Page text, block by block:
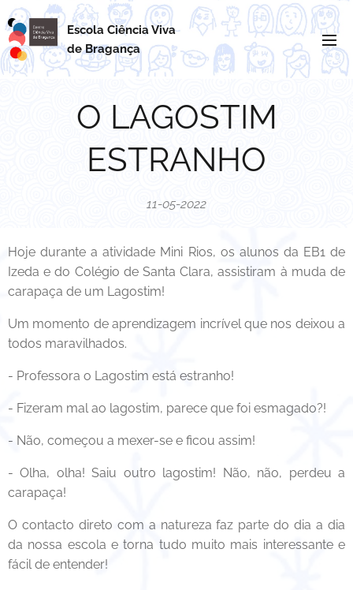
Escola Ciência Viva
deBragança
O LAGOSTIM
ESTRANHO
11-05-2022
Hoje durante a atividade Mini Rios, os alunos da EB1 de
Izeda e do Colégio de Santa Clara, assistiram à muda de
carapaça de um Lagostim!
Um momento de aprendizagem incrível que nos deixou a
todos maravilhados.
- Professora o Lagostim está estranho!
- Fizeram mal ao lagostim, parece que foi esmagado?!
- Não, começou a mexer-se e ficou assim!
- Olha, olha! Saiu outro lagostim! Não, não, perdeu a
carapaça!
O contacto direto com a natureza faz parte do dia a dia
da nossa escola e torna tudo muito mais interessante e
fácil de entender!